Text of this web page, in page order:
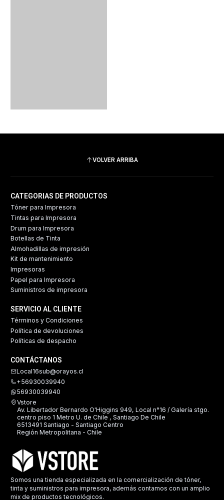
VOLVER ARRIBA
CATEGORIAS DE PRODUCTOS
Tóner para Impresora
Tintas para Impresora
Drum para Impresora
Botellas de Tinta
Almohadillas de impresión
Kit de mantenimiento
Impresoras
Papel para Impresora
Suministros de impresora
SERVICIO AL CLIENTE
Términos y Condiciones
Política de devoluciones
Políticas de despacho
CONTÁCTANOS
Local16sub@orayos.cl
+56930039940
56930039940
Vstore
Av. Libertador Bernardo O'Higgins 949, Local n°16 / Galería stgo.
centro piso 1 Metro U. de Chile , Santiago De Chile
6513491 Santiago - Santiago Centro
Región Metropolitana - Chile
Somos una tienda especializada en la comercialización de tóner,
tinta y suministros para impresora, además contamos con un amplio
mix de productos tecnológicos.